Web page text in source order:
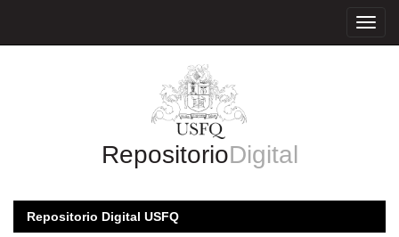
RepositorioDigital
Repositorio Digital USFQ